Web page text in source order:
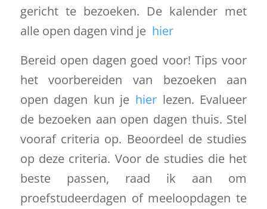
gericht te bezoeken. De kalender met
alle open dagen vind je hier
Bereid open dagen goed voor! Tips voor
het voorbereiden van bezoeken aan
open dagen kun je hier lezen. Evalueer
de bezoeken aan open dagen thuis. Stel
vooraf criteria op. Beoordeel de studies
op deze criteria. Voor de studies die het
beste passen, raad ik aan om
proefstudeerdagen of meeloopdagen te